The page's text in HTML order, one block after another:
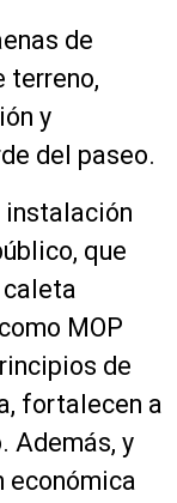
de
terreno,
y
del paseo.
instalación
que
caleta
MOP
de
fortalecen a
Además, y
económica